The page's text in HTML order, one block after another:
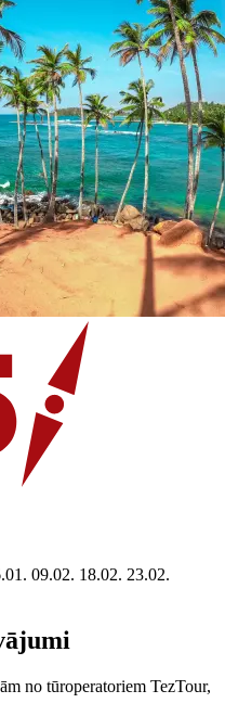
09.02. 18.02. 23.02.
no tūroperatoriem TezTour,